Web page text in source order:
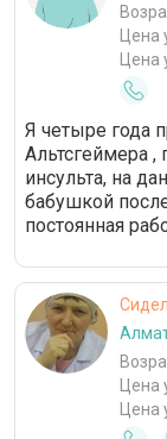
Цена
Цена
Я четыре года
Альтсгеймера ,
инсульта, на
бабушкой
постоянная
Цена
Цена